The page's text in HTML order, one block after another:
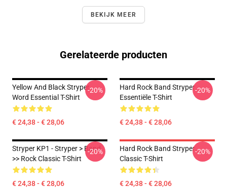
BEKIJK MEER
Gerelateerde producten
Yellow And Black Stryper
Word Essential T-Shirt
€ 24,38 - € 28,06
-20%
Hard Rock Band Stryper
Essentiële T-Shirt
€ 24,38 - € 28,06
-20%
Stryper KP1 - Stryper > Band
>> Rock Classic T-Shirt
€ 24,38 - € 28,06
-20%
Hard Rock Band Stryper
Classic T-Shirt
€ 24,38 - € 28,06
-20%